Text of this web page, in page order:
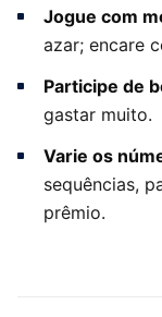
Jogue com
azar; encare
Participe de
gastar muito.
Varie os
sequências,
prêmio.